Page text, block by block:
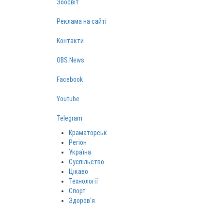
Зоосвіт
Реклама на сайті
Контакти
OBS News
Facebook
Youtube
Telegram
Краматорськ
Регіон
Україна
Суспільство
Цікаво
Технології
Спорт
Здоров‘я